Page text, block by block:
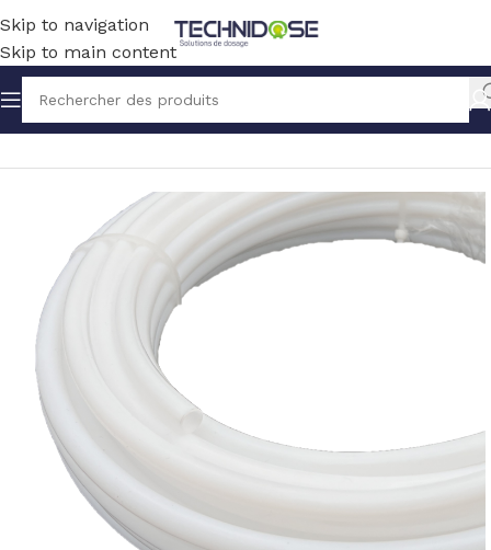
Skip to navigation
Skip to main content
Accueil TUYAUX ET RACCORDS TUYAUX PTFE